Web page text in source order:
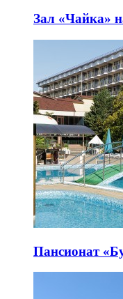
Зал «Чайка»
Пансионат